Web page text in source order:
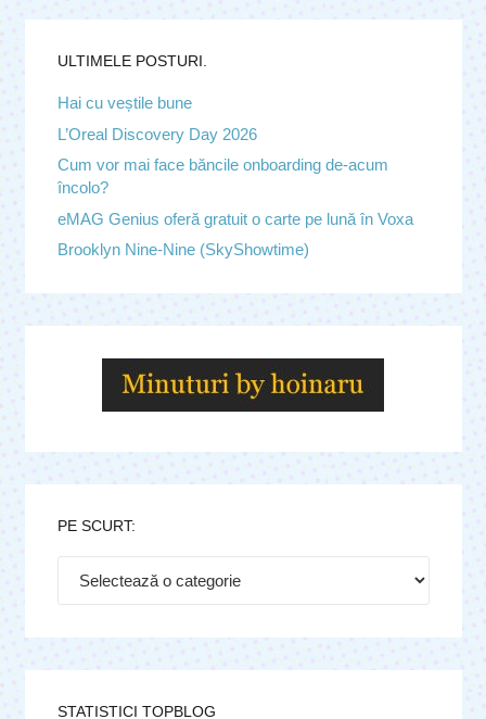
ULTIMELE POSTURI.
Hai cu veștile bune
L’Oreal Discovery Day 2026
Cum vor mai face băncile onboarding de-acum
încolo?
eMAG Genius oferă gratuit o carte pe lună în Voxa
Brooklyn Nine-Nine (SkyShowtime)
PE SCURT:
STATISTICI TOPBLOG